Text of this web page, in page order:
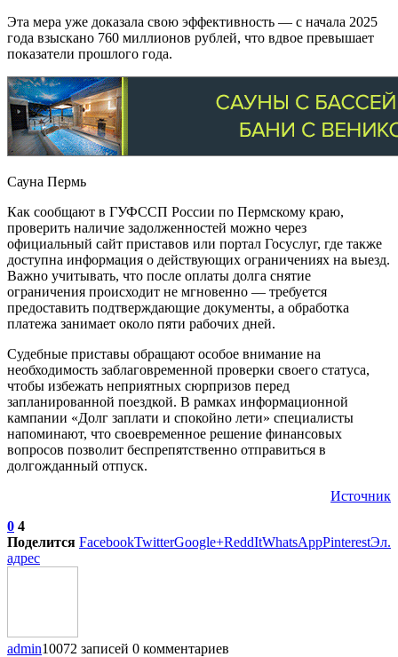
Эта мера уже доказала свою эффективность — с начала 2025
года взыскано 760 миллионов рублей, что вдвое превышает
показатели прошлого года.
Сауна Пермь
Как сообщают в ГУФССП России по Пермскому краю,
проверить наличие задолженностей можно через
официальный сайт приставов или портал Госуслуг, где также
доступна информация о действующих ограничениях на выезд.
Важно учитывать, что после оплаты долга снятие
ограничения происходит не мгновенно — требуется
предоставить подтверждающие документы, а обработка
платежа занимает около пяти рабочих дней.
Судебные приставы обращают особое внимание на
необходимость заблаговременной проверки своего статуса,
чтобы избежать неприятных сюрпризов перед
запланированной поездкой. В рамках информационной
кампании «Долг заплати и спокойно лети» специалисты
напоминают, что своевременное решение финансовых
вопросов позволит беспрепятственно отправиться в
долгожданный отпуск.
Источник
0 4
Поделится FacebookTwitterGoogle+ReddItWhatsAppPinterestЭл.
адрес
admin10072 записей 0 комментариев